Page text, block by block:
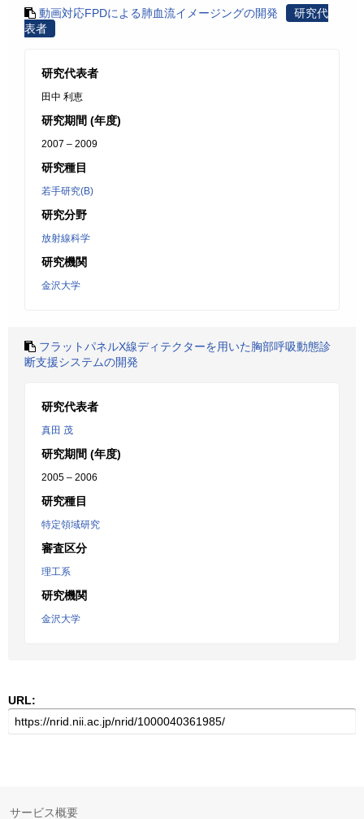
動画対応FPDによる肺血流イメージングの開発
研究代
表者
研究代表者
田中 利恵
研究期間 (年度)
2007 – 2009
研究種目
若手研究(B)
研究分野
放射線科学
研究機関
金沢大学
フラットパネルX線ディテクターを用いた胸部呼吸動態診
断支援システムの開発
研究代表者
真田 茂
研究期間 (年度)
2005 – 2006
研究種目
特定領域研究
審査区分
理工系
研究機関
金沢大学
URL:
サービス概要